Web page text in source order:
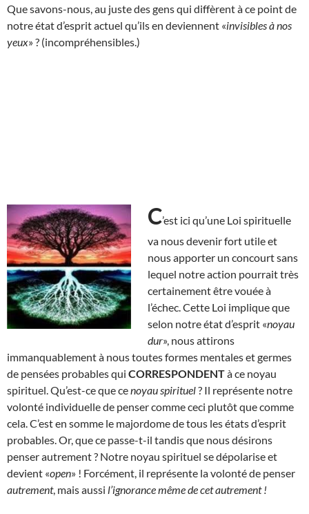
Que savons-nous, au juste des gens qui diffèrent à ce point de
notre état d’esprit actuel qu’ils en deviennent «invisibles à nos
yeux» ? (incompréhensibles.)
C’est ici qu’une Loi spirituelle
va nous devenir fort utile et
nous apporter un concourt sans
lequel notre action pourrait très
certainement être vouée à
l’échec. Cette Loi implique que
selon notre état d’esprit «noyau
dur», nous attirons
immanquablement à nous toutes formes mentales et germes
de pensées probables qui CORRESPONDENTà ce noyau
spirituel. Qu’est-ce que cenoyau spirituel? Il représente notre
volonté individuelle de penser comme ceci plutôt que comme
cela. C’est en somme le majordome de tous les états d’esprit
probables. Or, que ce passe-t-il tandis que nous désirons
penser autrement ? Notre noyau spirituel se dépolarise et
devient «open» ! Forcément, il représente la volonté de penser
autrement, mais aussi l’ignorance même de cet autrement !